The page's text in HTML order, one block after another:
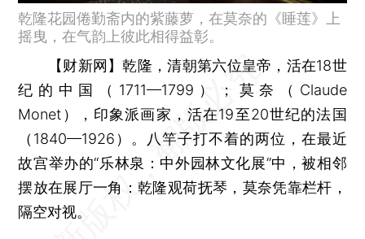
乾隆花园倦勤斋内的紫藤萝，在莫奈的《睡莲》上
摇曳，在气韵上彼此相得益彰。
【财新网】乾隆，清朝第六位皇帝，活在18世
纪的中国（1711—1799）；莫奈（Claude
Monet），印象派画家，活在19至20世纪的法国
（1840—1926）。八竿子打不着的两位，在最近
故宫举办的“乐林泉：中外园林文化展”中，被相邻
摆放在展厅一角：乾隆观荷抚琴，莫奈凭靠栏杆，
隔空对视。